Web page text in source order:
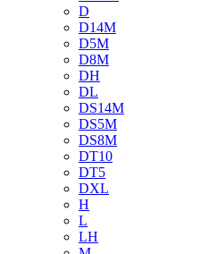
D
D14M
D5M
D8M
DH
DL
DS14M
DS5M
DS8M
DT10
DT5
DXL
H
L
LH